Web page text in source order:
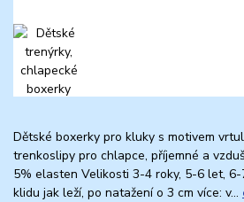
Dětské boxerky pro kluky s motivem
trenkoslipy pro chlapce, příjemné a
5% elasten Velikosti 3-4 roky, 5-6 let,
klidu jak leží, po natažení o 3 cm více: v...